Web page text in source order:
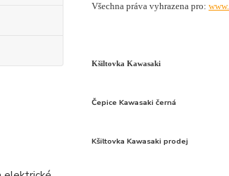
Všechna práva vyhrazena pro:
Kšiltovka Kawasaki
Čepice Kawasaki černá
Kšiltovka Kawasaki prodej